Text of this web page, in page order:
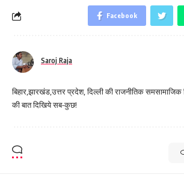
Facebook
Saroj Raja
बिहार,झारखंड,उत्तर प्रदेश, दिल्ली की राजनीतिक
की बात दिखिये सब-कुछ!